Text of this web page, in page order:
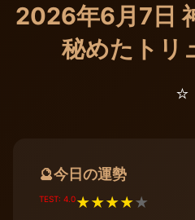
2026年6月7日
秘めたトリ
⭐️
🔮今日の運勢
TEST: 4.0★★★★★